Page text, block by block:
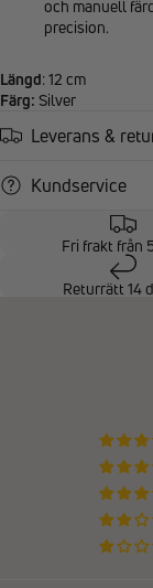
och manuell
precision.
Längd: 12 cm
Färg: Silver
Leverans &
Kundservice
Fri frakt från
Returrätt 14